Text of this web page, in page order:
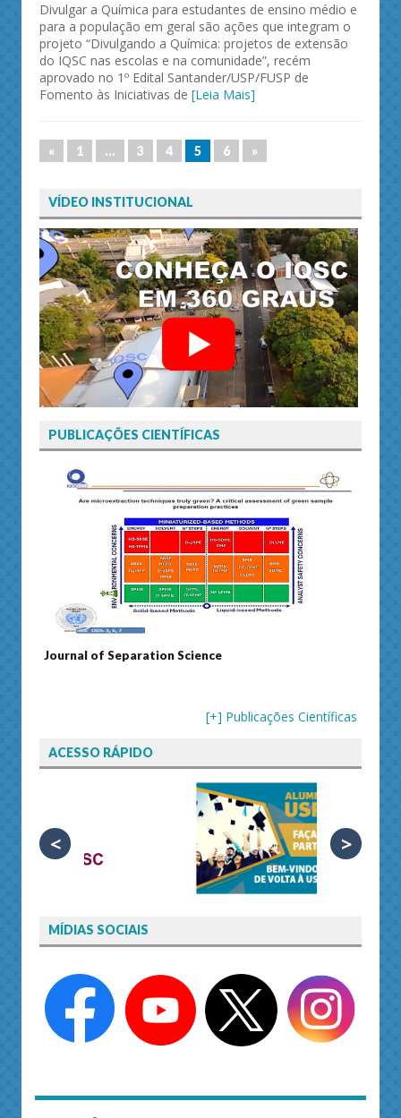
Divulgar a Química para estudantes de ensino médio e
para a população em geral são ações que integram o
projeto “Divulgando a Química: projetos de extensão
do IQSC nas escolas e na comunidade”, recém
aprovado no 1º Edital Santander/USP/FUSP de
Fomento às Iniciativas de [Leia Mais]
« 1 … 3 4 5 6 »
VÍDEO INSTITUCIONAL
PUBLICAÇÕES CIENTÍFICAS
Journal of Separation Science
[+] Publicações Científicas
ACESSO RÁPIDO
< >
MÍDIAS SOCIAIS